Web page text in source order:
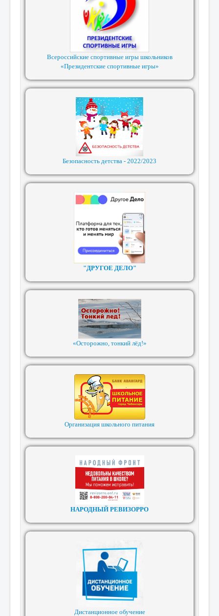
Всероссийские спортивные игры школьников
«Президентские спортивные игры»
Безопасность детства - 2022/2023
"ДРУГОЕ ДЕЛО"
«Осторожно, тонкий лёд!»
Организация школьного питания
НАРОДНЫЙ РЕВИЗОРРО
Дистанционное обучение